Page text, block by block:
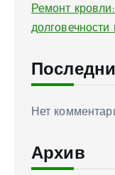
Ремонт
Нет
Архив